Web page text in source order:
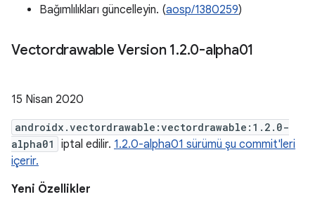
Bağımlılıkları güncelleyin. (aosp/1380259)
Vectordrawable Version 1.2.0-alpha01
15 Nisan 2020
androidx.vectordrawable:vectordrawable:1.2.0-
alpha01
iptal edilir. 1.2.0-alpha01 sürümü şu commit'leri
içerir.
Yeni Özellikler